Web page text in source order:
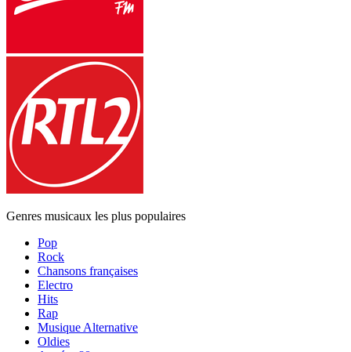
Genres musicaux les plus populaires
Pop
Rock
Chansons françaises
Electro
Hits
Rap
Musique Alternative
Oldies